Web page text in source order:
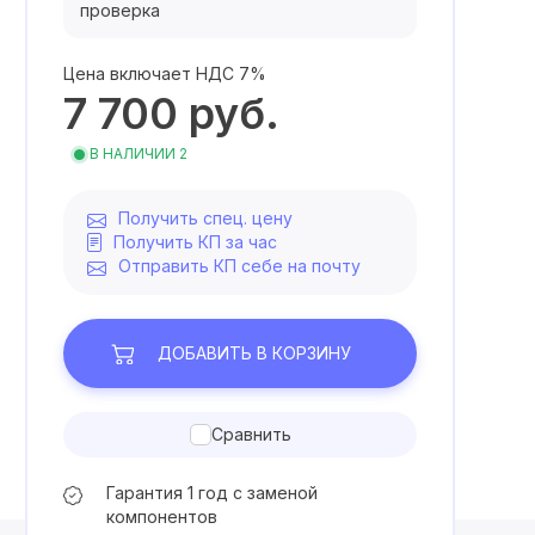
проверка
Цена включает НДС 7%
7 700 руб.
В НАЛИЧИИ 2
Получить спец. цену
Получить КП за час
Отправить КП себе на почту
ДОБАВИТЬ В КОРЗИНУ
Сравнить
Гарантия 1 год с заменой
компонентов